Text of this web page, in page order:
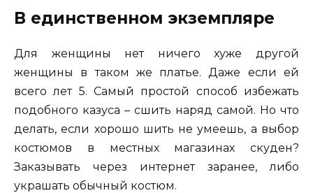
В единственном экземпляре
Для женщины нет ничего хуже другой
женщины в таком же платье. Даже если ей
всего лет 5. Самый простой способ избежать
подобного казуса – сшить наряд самой. Но что
делать, если хорошо шить не умеешь, а выбор
костюмов в местных магазинах скуден?
Заказывать через интернет заранее, либо
украшать обычный костюм.